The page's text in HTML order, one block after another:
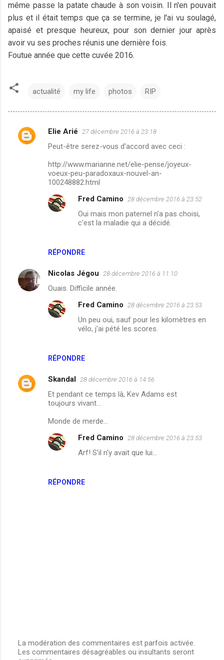
même passe la patate chaude à son voisin. Il n'en pouvait
plus et il était temps que ça se termine, je l'ai vu soulagé,
apaisé et presque heureux, pour son dernier jour après
avoir vu ses proches réunis une dernière fois.
Foutue année que cette cuvée 2016.
actualité my life photos RIP
C
e
s
Elie Arié 27 décembre 2016 à 23:18
Peut-être serez-vous d'accord avec ceci :
http://www.marianne.net/elie-pense/joyeux-
voeux-peu-paradoxaux-nouvel-an-
100248882.html
RÉPONDRE
Fred Camino 28 décembre 2016 à 23:52
Oui mais mon paternel n'a pas choisi,
c'est la maladie qui a décidé.
Nicolas Jégou 28 décembre 2016 à 11:10
Ouais. Difficile année.
RÉPONDRE
Fred Camino 28 décembre 2016 à 23:53
Un peu oui, sauf pour les kilomètres en
vélo, j'ai pété les scores.
Skandal 28 décembre 2016 à 14:56
Et pendant ce temps là, Kev Adams est
toujours vivant...
Monde de merde...
RÉPONDRE
Fred Camino 28 décembre 2016 à 23:53
Arf! S'il n'y avait que lui...
E
La modération des commentaires est parfois activée.
Les commentaires désagréables ou insultants seront